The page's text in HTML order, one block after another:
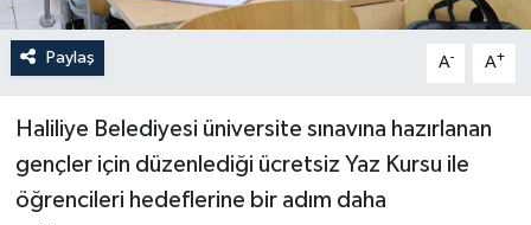
Paylaş A- A+
Haliliye Belediyesi üniversite sınavına hazırlanan
gençler için düzenlediği ücretsiz Yaz Kursu ile
öğrencileri hedeflerine bir adım daha